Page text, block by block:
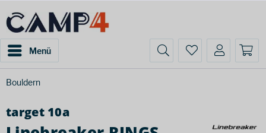
Menü
Bouldern
target 10a